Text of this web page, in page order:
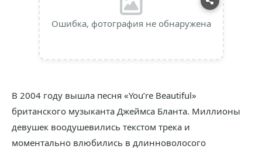
Ошибка, фотография не обнаружена
В 2004 году вышла песня «You’re Beautiful»
британского музыканта Джеймса Бланта. Миллионы
девушек воодушевились текстом трека и
моментально влюбились в длинноволосого